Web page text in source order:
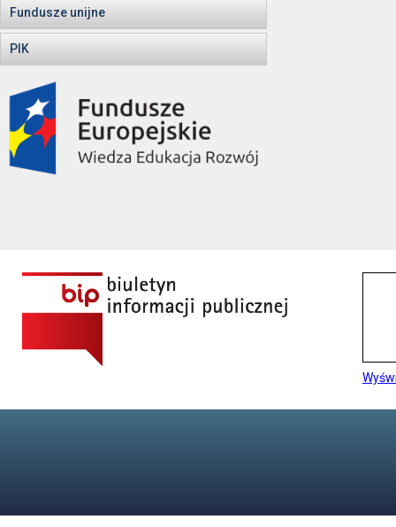
Fundusze unijne
PIK